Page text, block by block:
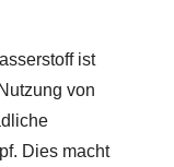
ist
von
Dies macht